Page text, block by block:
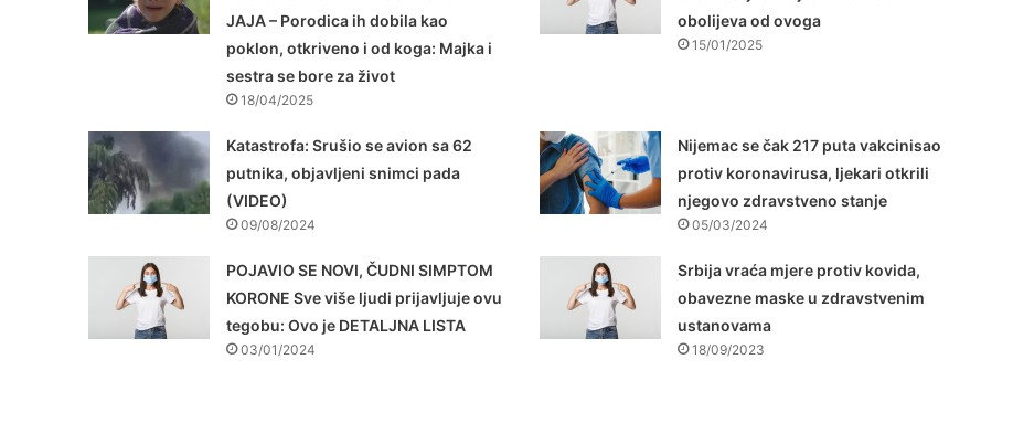
JAJA – Porodica ih dobila kao
poklon, otkriveno i od koga: Majka i
sestra se bore za život
18/04/2025
obolijeva od ovoga
15/01/2025
Katastrofa: Srušio se avion sa 62
putnika, objavljeni snimci pada
(VIDEO)
09/08/2024
Nijemac se čak 217 puta vakcinisao
protiv koronavirusa, ljekari otkrili
njegovo zdravstveno stanje
05/03/2024
POJAVIO SE NOVI, ČUDNI SIMPTOM
KORONE Sve više ljudi prijavljuje ovu
tegobu: Ovo je DETALJNA LISTA
03/01/2024
Srbija vraća mjere protiv kovida,
obavezne maske u zdravstvenim
ustanovama
18/09/2023